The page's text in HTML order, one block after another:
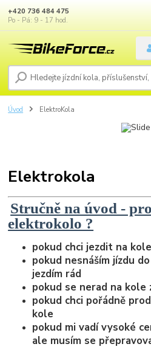
+420 736 484 475
Po - Pá: 9 - 17 hod.
Úvod ElektroKola
Elektrokola
Stručně na úvod -
elektrokolo ?
pokud chci jezdit na
pokud nesnáším jízdu
jezdím rád
pokud se nerad na kole
pokud chci pořádně
kole
pokud mi vadí vysoké
ale musím se